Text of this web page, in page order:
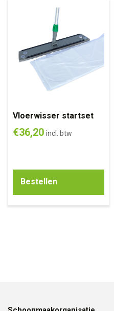
Vloerwisser startset
€36,20 incl. btw
Bestellen